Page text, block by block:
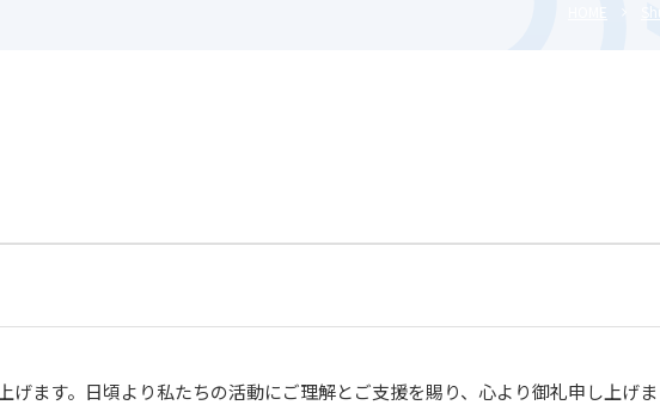
HOME
ます。日頃より私たちの活動にご理解とご支援を賜り、心より御礼申し上げま